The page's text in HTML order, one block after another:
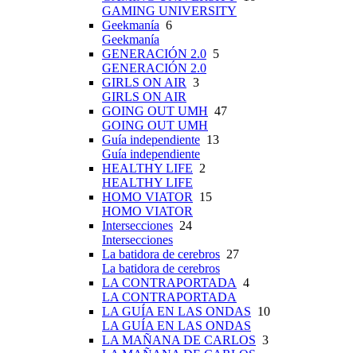
GAMING UNIVERSITY
Geekmanía 6
Geekmanía
GENERACIÓN 2.0 5
GENERACIÓN 2.0
GIRLS ON AIR 3
GIRLS ON AIR
GOING OUT UMH 47
GOING OUT UMH
Guía independiente 13
Guía independiente
HEALTHY LIFE 2
HEALTHY LIFE
HOMO VIATOR
15
HOMO VIATOR
Intersecciones 24
Intersecciones
La batidora de cerebros 27
La batidora de cerebros
LA CONTRAPORTADA 4
LA CONTRAPORTADA
LA GUÍA EN LAS ONDAS 10
LA GUÍA EN LAS ONDAS
LA MAÑANA DE CARLOS 3